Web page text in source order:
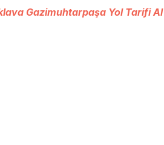
Gazimuhtarpaşa Yol Tarifi Al